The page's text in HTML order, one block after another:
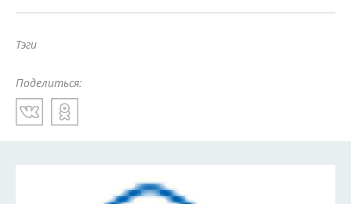
Тэги
Поделиться: